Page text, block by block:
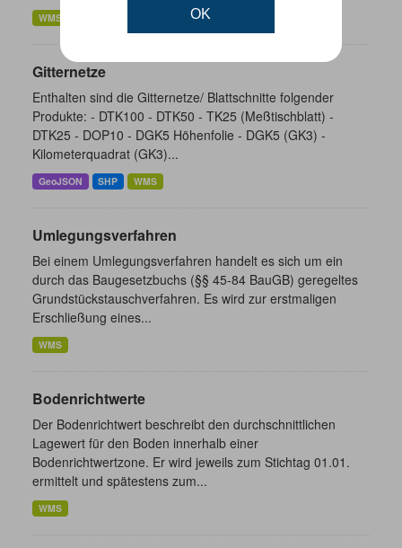
OK
WMS
Gitternetze
Enthalten sind die Gitternetze/ Blattschnitte folgender
Produkte: - DTK100 - DTK50 - TK25 (Meßtischblatt) -
DTK25 - DOP10 - DGK5 Höhenfolie - DGK5 (GK3) -
Kilometerquadrat (GK3)...
GeoJSON SHP WMS
Umlegungsverfahren
Bei einem Umlegungsverfahren handelt es sich um ein
durch das Baugesetzbuchs (§§ 45-84 BauGB) geregeltes
Grundstückstauschverfahren. Es wird zur erstmaligen
Erschließung eines...
WMS
Bodenrichtwerte
Der Bodenrichtwert beschreibt den durchschnittlichen
Lagewert für den Boden innerhalb einer
Bodenrichtwertzone. Er wird jeweils zum Stichtag 01.01.
ermittelt und spätestens zum...
WMS